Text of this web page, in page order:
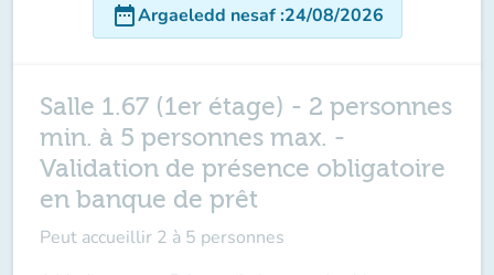
date_rangeArgaeledd nesaf:24/08/2026
Salle 1.67 (1er étage) - 2 personnes
min. à 5 personnes max. -
Validation de présence obligatoire
en banque de prêt
Peut accueillir 2 à 5 personnes